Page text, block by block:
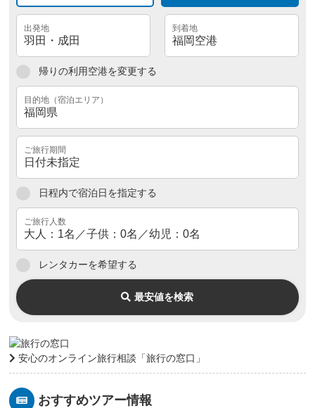
帰りの利用空港を変更する
日程内で宿泊日を指定する
レンタカーを希望する
最安値を検索
安心のオンライン旅行相談「旅行の窓口」
おすすめツアー情報